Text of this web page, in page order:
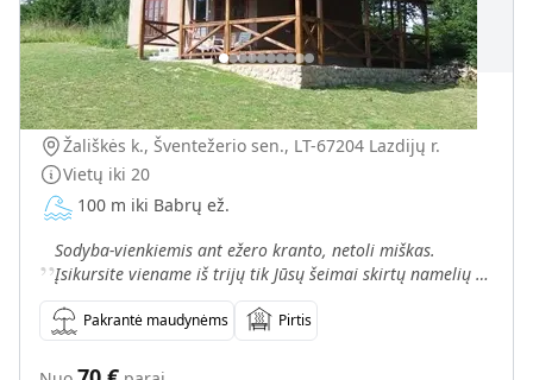
Antano Kliučinsko sodyba „Žališkė“
Žališkės k., Šventežerio sen., LT-67204 Lazdijų r.
Vietų iki 20
100 m iki Babrų ež.
„Sodyba-vienkiemis ant ežero kranto, netoli miškas.
Įsikursite viename iš trijų tik Jūsų šeimai skirtų namelių su
savo kiemu. Niekas netrukdys išsikepti kepsnį,
Pakrantė maudynėms Pirtis